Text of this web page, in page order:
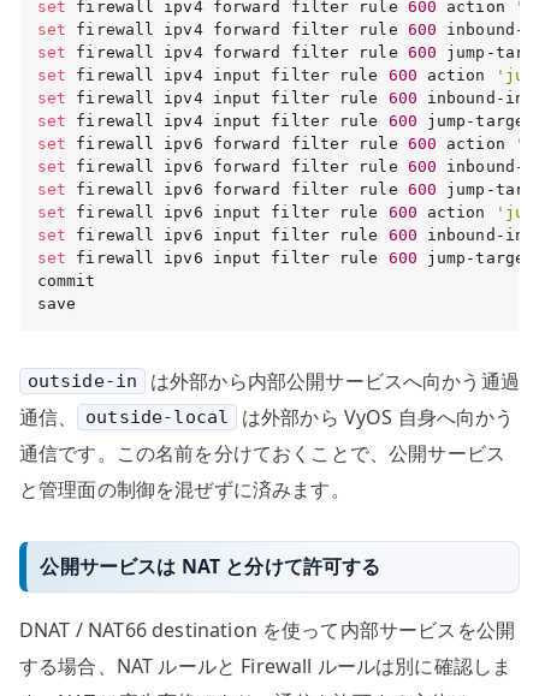
set firewall ipv4 forward filter rule 600 action
set firewall ipv4 forward filter rule 600 inbound-
set firewall ipv4 forward filter rule 600 jump-
set firewall ipv4 input filter rule 600 action
set firewall ipv4 input filter rule 600 inbound-
set firewall ipv4 input filter rule 600 jump-
set firewall ipv6 forward filter rule 600 action
set firewall ipv6 forward filter rule 600 inbound-
set firewall ipv6 forward filter rule 600 jump-
set firewall ipv6 input filter rule 600 action
set firewall ipv6 input filter rule 600 inbound-
set firewall ipv6 input filter rule 600 jump-
commit
save
outside-in
は外部から内部公開サービスへ向かう通過
通信、
outside-local
は外部から VyOS 自身へ向かう
通信です。この名前を分けておくことで、公開サービス
と管理面の制御を混ぜずに済みます。
公開サービスは NAT と分けて許可する
DNAT / NAT66 destination を使って内部サービスを公開
する場合、NAT ルールと Firewall ルールは別に確認しま